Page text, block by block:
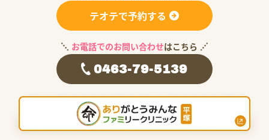
テオテで予約する
お電話でのお問い合わせはこちら
0463-79-5139